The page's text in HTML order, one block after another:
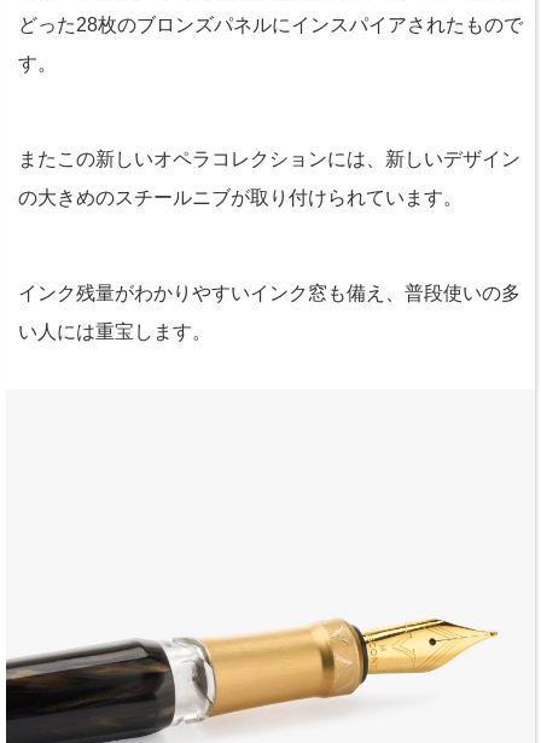
どった28枚のブロンズパネルにインスパイアされたもので
す。
またこの新しいオペラコレクションには、新しいデザイン
の大きめのスチールニブが取り付けられています。
インク残量がわかりやすいインク窓も備え、普段使いの多
い人には重宝します。